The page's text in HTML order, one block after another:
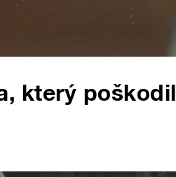
který poškodil